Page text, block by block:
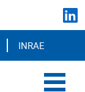
INRAE